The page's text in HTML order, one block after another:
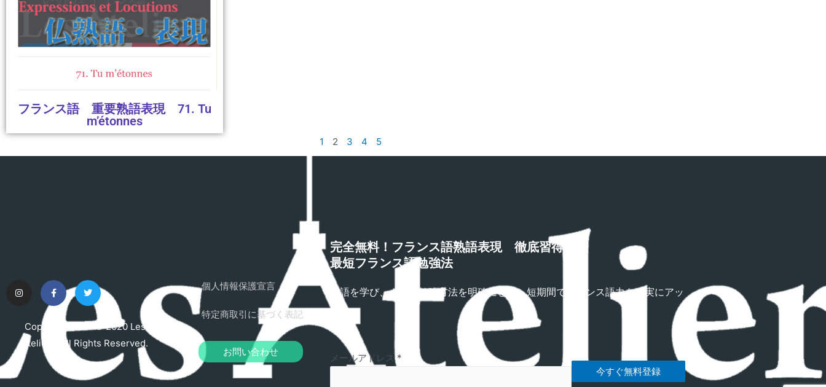
フランス語 重要熟語表現 71. Tu
m’étonnes
1 2 3 4 5
Copyright © 2015-2020 Les
Ateliers. All Rights Reserved.
個人情報保護宣言
特定商取引に基づく表記
お問い合わせ
完全無料！フランス語熟語表現 徹底習得講座
最短フランス語勉強法
熟語を学び、さらに勉強方法を明確にして、短期間でフランス語力を確実にアッ
プ！
メールアドレス*
今すぐ無料登録